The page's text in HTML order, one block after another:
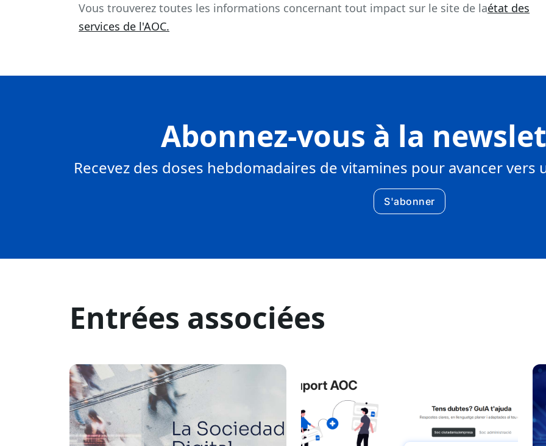
Vous trouverez toutes les informations concernant tout impact sur le site de laétat des
services de l'AOC.
Abonnez-vous à la
Recevez des doses hebdomadaires de vitamines pour avancer
S'abonner
Entrées associées